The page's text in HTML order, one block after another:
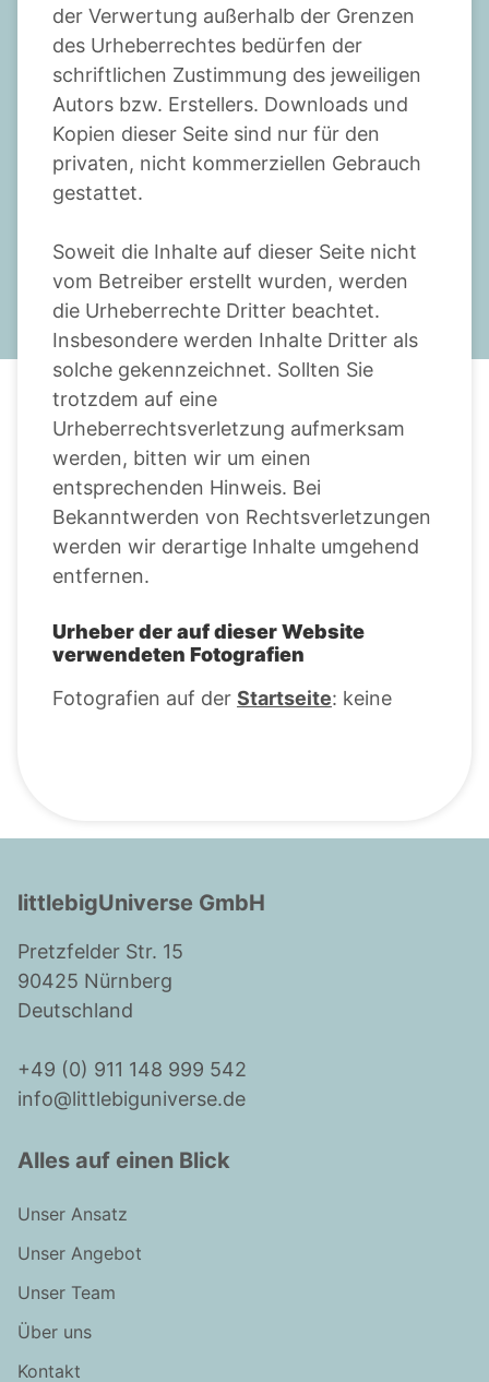
der Verwertung außerhalb der Grenzen
des Urheberrechtes bedürfen der
schriftlichen Zustimmung des jeweiligen
Autors bzw. Erstellers. Downloads und
Kopien dieser Seite sind nur für den
privaten, nicht kommerziellen Gebrauch
gestattet.
Soweit die Inhalte auf dieser Seite nicht
vom Betreiber erstellt wurden, werden
die Urheberrechte Dritter beachtet.
Insbesondere werden Inhalte Dritter als
solche gekennzeichnet. Sollten Sie
trotzdem auf eine
Urheberrechtsverletzung aufmerksam
werden, bitten wir um einen
entsprechenden Hinweis. Bei
Bekanntwerden von Rechtsverletzungen
werden wir derartige Inhalte umgehend
entfernen.
Urheber der auf dieser Website
verwendeten Fotografien
Fotografien auf der Startseite: keine
littlebigUniverse GmbH
Pretzfelder Str. 15
90425 Nürnberg
Deutschland
+49 (0) 911 148 999 542
info@littlebiguniverse.de
Alles auf einen Blick
Unser Ansatz
Unser Angebot
Unser Team
Über uns
Kontakt